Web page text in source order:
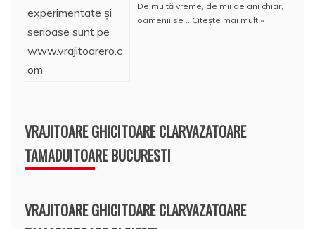
De multă vreme, de mii de ani chiar,
oamenii se …Citește mai mult »
VRAJITOARE GHICITOARE CLARVAZATOARE
TAMADUITOARE BUCURESTI
VRAJITOARE GHICITOARE CLARVAZATOARE